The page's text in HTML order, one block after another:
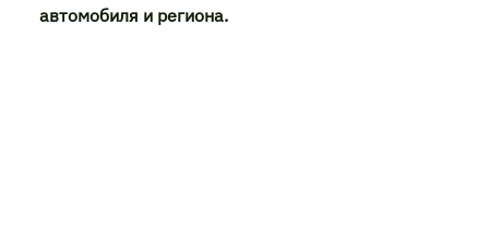
автомобиля и региона.